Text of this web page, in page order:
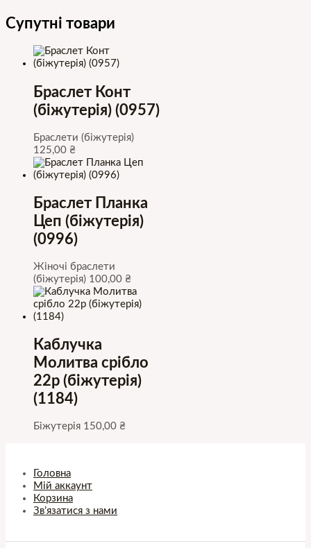
Супутні товари
Браслет Конт
(біжутерія) (0957)
Браслети (біжутерія)
125,00 ₴
Браслет Планка
Цеп (біжутерія)
(0996)
Жіночі браслети
(біжутерія) 100,00 ₴
Каблучка
Молитва срібло
22р (біжутерія)
(1184)
Біжутерія 150,00 ₴
Головна
Мій аккаунт
Корзина
Зв’язатися з нами